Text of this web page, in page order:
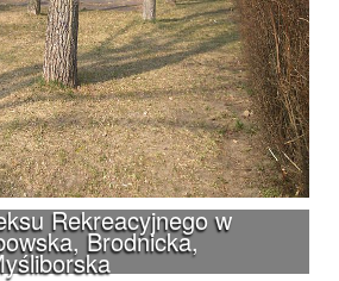
Rekreacyjnego w
Brodnicka,